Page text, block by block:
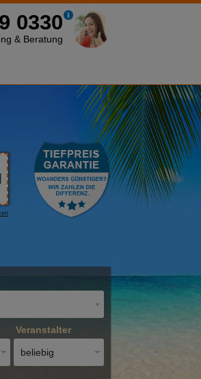
0330
& Beratung
Veranstalter
beliebig